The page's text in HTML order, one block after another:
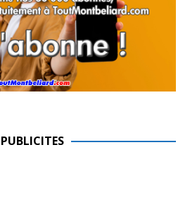
PUBLICITES